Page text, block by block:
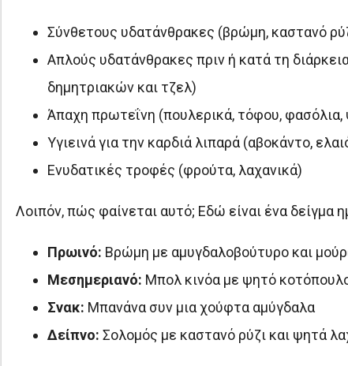
Σύνθετους υδατάνθρακες (βρώμη, καστανό
Απλούς υδατάνθρακες πριν ή κατά τη
δημητριακών και τζελ)
Άπαχη πρωτεΐνη (πουλερικά, τόφου, φασόλια,
Υγιεινά για την καρδιά λιπαρά (αβοκάντο,
Ενυδατικές τροφές (φρούτα, λαχανικά)
Λοιπόν, πώς φαίνεται αυτό; Εδώ είναι ένα δείγμα
Πρωινό: Βρώμη με αμυγδαλοβούτυρο και
Μεσημεριανό: Μπολ κινόα με ψητό
Σνακ: Μπανάνα συν μια χούφτα αμύγδαλα
Δείπνο: Σολομός με καστανό ρύζι και ψητά